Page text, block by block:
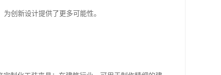
创新设计提供了更多可能性。